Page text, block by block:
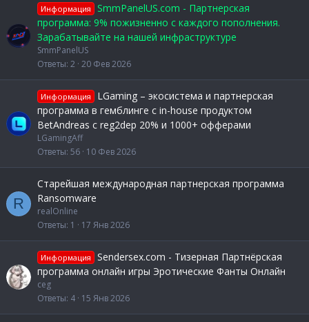
Информация
SmmPanelUS.com - Партнерская
программа: 9% пожизненно с каждого пополнения.
Зарабатывайте на нашей инфраструктуре
SmmPanelUS
Ответы 2 20 Фев 2026
Информация
LGaming – экосистема и партнерская
программа в гемблинге с in-house продуктом
BetAndreas с reg2dep 20% и 1000+ офферами
LGamingAff
Ответы 56 10 Фев 2026
R
Старейшая международная партнерская программа
Ransomware
realOnline
Ответы 1 17 Янв 2026
Информация
Sendersex.com - Тизерная Партнёрская
программа онлайн игры Эротические Фанты Онлайн
ceg
Ответы 4 15 Янв 2026